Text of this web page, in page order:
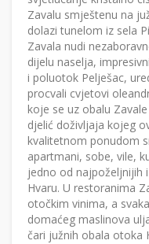
Zavalu smještenu na
dolazi tunelom iz sela
Zavala nudi
dijelu naselja,
i poluotok Pelješac,
procvali cvjetovi
koje se uz obalu
djelić doživljaja kojeg
kvalitetnom ponudom
apartmani, sobe, vile,
jedno od najpoželjnijih
Hvaru. U restoranima
otočkim vinima, a
domaćeg maslinova
čari južnih obala otoka